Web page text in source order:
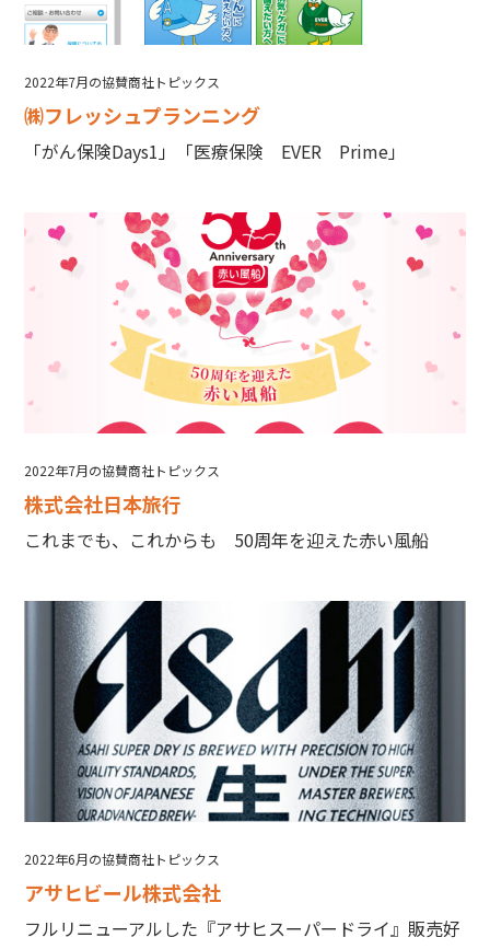
2022年7月の協賛商社トピックス
㈱フレッシュプランニング
「がん保険Days1」「医療保険 EVER Prime」
2022年7月の協賛商社トピックス
株式会社日本旅行
これまでも、これからも 50周年を迎えた赤い風船
2022年6月の協賛商社トピックス
アサヒビール株式会社
フルリニューアルした『アサヒスーパードライ』販売好